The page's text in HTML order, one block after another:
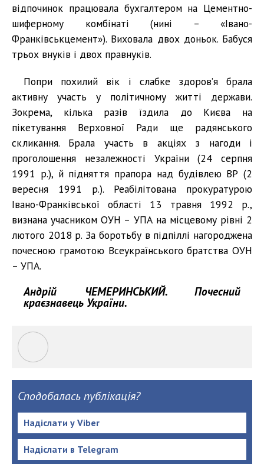
відпочинок працювала бухгалтером на Цементно-
шиферному комбінаті (нині – «Івано-
Франківськцемент»). Виховала двох доньок. Бабуся
трьох внуків і двох правнуків.
Попри похилий вік і слабке здоров’я брала
активну участь у політичному житті держави.
Зокрема, кілька разів їздила до Києва на
пікетування Верховної Ради ще радянського
скликання. Брала участь в акціях з нагоди і
проголошення незалежності України (24 серпня
1991 р.), й підняття прапора над будівлею ВР (2
вересня 1991 р.). Реабілітована прокуратурою
Івано-Франківської області 13 травня 1992 р.,
визнана учасником ОУН – УПА на місцевому рівні 2
лютого 2018 р. За боротьбу в підпіллі нагороджена
почесною грамотою Всеукраїнського братства ОУН
– УПА.
Андрій ЧЕМЕРИНСЬКИЙ. Почесний
краєзнавець України.
Сподобалась публікація?
Надіслати у Viber
Надіслати в Telegram